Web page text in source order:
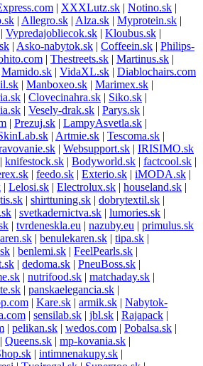
| XXXLutz.sk | Notino.sk |
| Allegro.sk | Alza.sk | Myprotein.sk |
| Vypredajobliecok.sk | Kloubus.sk |
| Asko-nabytok.sk | Coffeein.sk | Philips-
| Thestreets.sk | Martinus.sk |
Mamido.sk | VidaXL.sk | Diablochairs.com
| Manboxeo.sk | Marimex.sk |
| Clovecinahra.sk | Siko.sk |
| Vesely-drak.sk | Parys.sk |
| Prezuj.sk | LampyAsvetla.sk |
| Artmie.sk | Tescoma.sk |
| Websupport.sk | IRISIMO.sk
| knifestock.sk | Bodyworld.sk | factcool.sk |
| feedo.sk | Exterio.sk | iMODA.sk |
| Lelosi.sk | Electrolux.sk | houseland.sk |
| shirttuning.sk | dobrytextil.sk |
| svetkadernictva.sk | lumories.sk |
| tvrdeneskla.eu | nazuby.eu | primulus.sk
| benulekaren.sk | tipa.sk |
| benlemi.sk | FeelPearls.sk |
| dedoma.sk | PneuBoss.sk |
| nutrifood.sk | matchaday.sk |
| panskaelegancia.sk |
| Kare.sk | armik.sk | Nabytok-
| sensilab.sk | jbl.sk | Rajapack |
| pelikan.sk | wedos.com | Pobalsa.sk |
| Queens.sk | mp-kovania.sk |
| intimnenakupy.sk |